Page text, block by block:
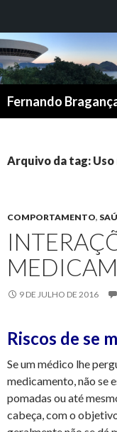
CONTEÚDO
Arquivo da tag:
COMPORTAMENTO,
9 DE JULHO DE 2016
Riscos de se
Se um médico lhe
medicamento, não se
pomadas ou até
cabeça, com o